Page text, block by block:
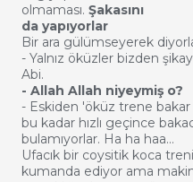
olmaması. Şakasını
da yapıyorlar
Bir ara gülümseyerek
- Yalnız öküzler bizden
Abi.
- Allah Allah niyeymiş o?
- Eskiden 'öküz trene
bu kadar hızlı geçince
bulamıyorlar. Ha ha haa…
Ufacık bir coysitik koca
kumanda ediyor ama